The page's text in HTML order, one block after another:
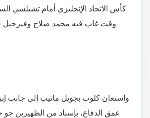
كأس الاتحاد الإنجليزي أمام تشيلسي
وقت غاب فيه محمد صلاح وفيرجيل
واستعان كلوب بجويل ماتيب إلى جانب
عمق الدفاع، بإسناد من الظهيرين